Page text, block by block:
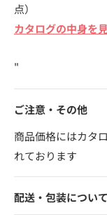
点）
カタログの中身を
"
ご注意・その他
商品価格にはカタ
れております
配送・包装について